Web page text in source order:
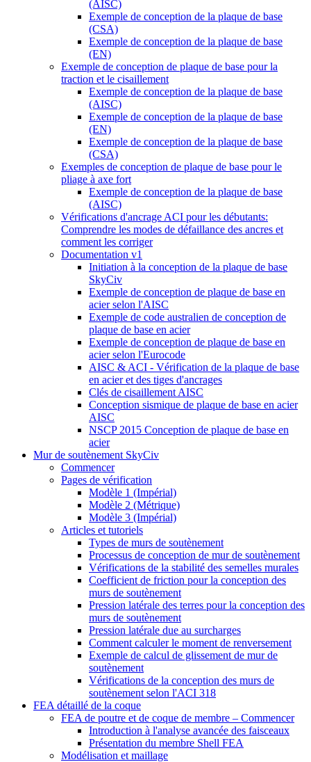
(AISC)
Exemple de conception de la plaque de base
(CSA)
Exemple de conception de la plaque de base
(EN)
Exemple de conception de plaque de base pour la
traction et le cisaillement
Exemple de conception de la plaque de base
(AISC)
Exemple de conception de la plaque de base
(EN)
Exemple de conception de la plaque de base
(CSA)
Exemples de conception de plaque de base pour le
pliage à axe fort
Exemple de conception de la plaque de base
(AISC)
Vérifications d'ancrage ACI pour les débutants:
Comprendre les modes de défaillance des ancres et
comment les corriger
Documentation v1
Initiation à la conception de la plaque de base
SkyCiv
Exemple de conception de plaque de base en
acier selon l'AISC
Exemple de code australien de conception de
plaque de base en acier
Exemple de conception de plaque de base en
acier selon l'Eurocode
AISC & ACI - Vérification de la plaque de base
en acier et des tiges d'ancrages
Clés de cisaillement AISC
Conception sismique de plaque de base en acier
AISC
NSCP 2015 Conception de plaque de base en
acier
Mur de soutènement SkyCiv
Commencer
Pages de vérification
Modèle 1 (Impérial)
Modèle 2 (Métrique)
Modèle 3 (Impérial)
Articles et tutoriels
Types de murs de soutènement
Processus de conception de mur de soutènement
Vérifications de la stabilité des semelles murales
Coefficient de friction pour la conception des
murs de soutènement
Pression latérale des terres pour la conception des
murs de soutènement
Pression latérale due au surcharges
Comment calculer le moment de renversement
Exemple de calcul de glissement de mur de
soutènement
Vérifications de la conception des murs de
soutènement selon l'ACI 318
FEA détaillé de la coque
FEA de poutre et de coque de membre – Commencer
Introduction à l'analyse avancée des faisceaux
Présentation du membre Shell FEA
Modélisation et maillage